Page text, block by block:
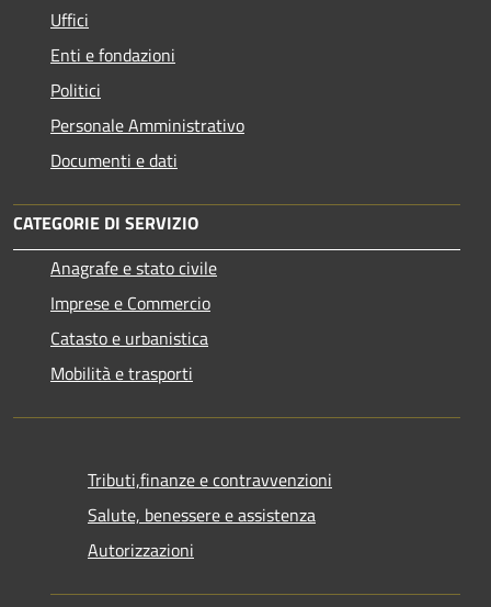
Uffici
Enti e fondazioni
Politici
Personale Amministrativo
Documenti e dati
CATEGORIE DI SERVIZIO
Anagrafe e stato civile
Imprese e Commercio
Catasto e urbanistica
Mobilità e trasporti
Tributi,finanze e contravvenzioni
Salute, benessere e assistenza
Autorizzazioni